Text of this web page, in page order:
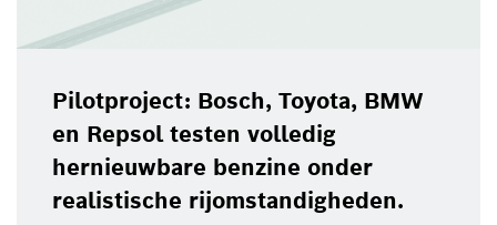
Pilotproject: Bosch, Toyota, BMW
en Repsol testen volledig
hernieuwbare benzine onder
realistische rijomstandigheden.